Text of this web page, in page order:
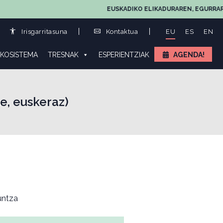
EUSKADIKO ELIKADURAREN, EGURRAREN
Irisgarritasuna Kontaktua EU ES EN
TRESNAK ESPERIENTZIAK AGENDA!
euskeraz)